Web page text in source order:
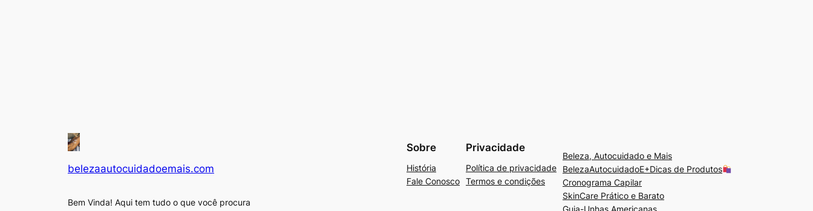
belezaautocuidadoemais.com
Bem Vinda! Aqui tem tudo o que você procura
Sobre
História
Fale Conosco
Privacidade
Política de privacidade
Termos e condições
Beleza, Autocuidado e Mais
BelezaAutocuidadoE+Dicas de Produtos
Cronograma Capilar
SkinCare Prático e Barato